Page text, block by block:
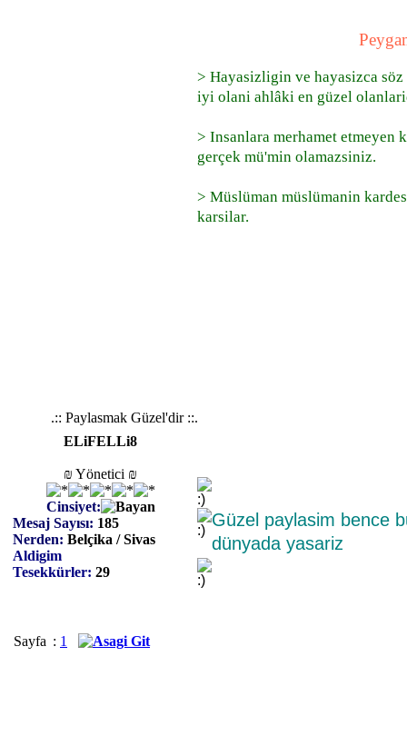
> Hayasizligin ve hayasizca
iyi olani ahlâki en güzel
> Insanlara merhamet etmeyen
gerçek mü'min olamazsiniz.
> Müslüman müslümanin
karsilar.
.:: Paylasmak Güzel'dir ::.
ELiFELLi8
₪ Yönetici ₪
Cinsiyet:
Mesaj Sayısı: 185
Nerden: Belçika / Sivas
Aldigim
Tesekkürler: 29
Güzel paylasim bence
dünyada yasariz
Sayfa : 1